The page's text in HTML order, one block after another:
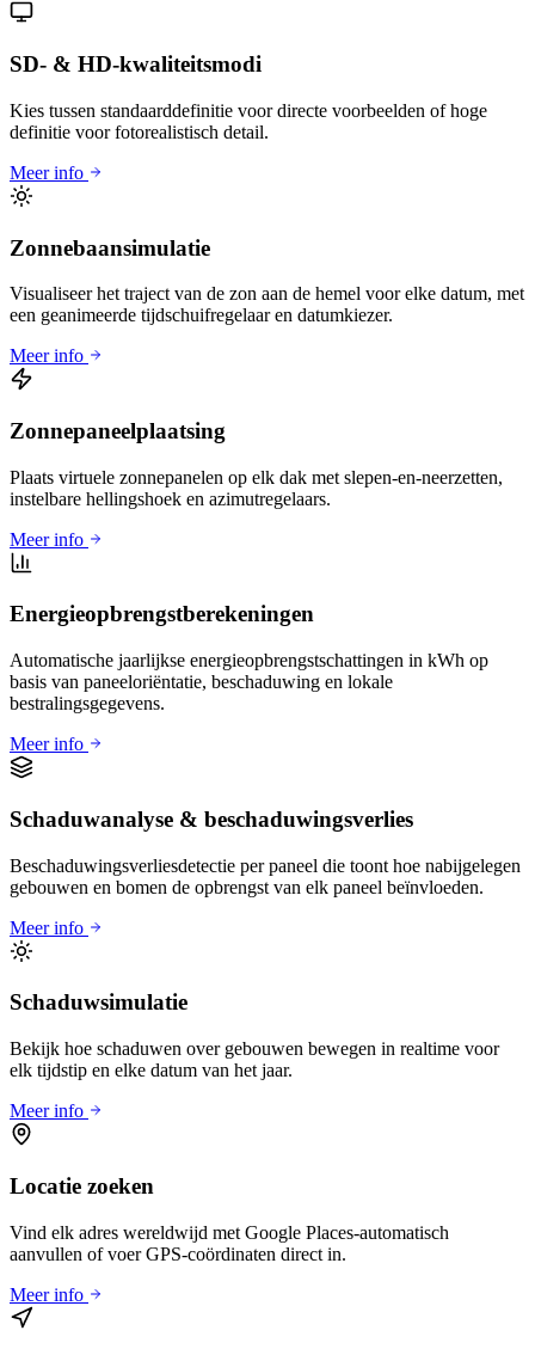
SD- & HD-kwaliteitsmodi
Kies tussen standaarddefinitie voor directe voorbeelden of hoge
definitie voor fotorealistisch detail.
Meer info
Zonnebaansimulatie
Visualiseer het traject van de zon aan de hemel voor elke datum, met
een geanimeerde tijdschuifregelaar en datumkiezer.
Meer info
Zonnepaneelplaatsing
Plaats virtuele zonnepanelen op elk dak met slepen-en-neerzetten,
instelbare hellingshoek en azimutregelaars.
Meer info
Energieopbrengstberekeningen
Automatische jaarlijkse energieopbrengstschattingen in kWh op
basis van paneeloriëntatie, beschaduwing en lokale
bestralingsgegevens.
Meer info
Schaduwanalyse & beschaduwingsverlies
Beschaduwingsverliesdetectie per paneel die toont hoe nabijgelegen
gebouwen en bomen de opbrengst van elk paneel beïnvloeden.
Meer info
Schaduwsimulatie
Bekijk hoe schaduwen over gebouwen bewegen in realtime voor
elk tijdstip en elke datum van het jaar.
Meer info
Locatie zoeken
Vind elk adres wereldwijd met Google Places-automatisch
aanvullen of voer GPS-coördinaten direct in.
Meer info